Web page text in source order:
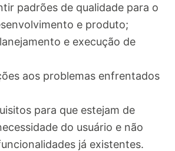
padrões de qualidade para o
e produto;
e execução de
aos problemas enfrentados
para que estejam de
do usuário e não
já existentes.